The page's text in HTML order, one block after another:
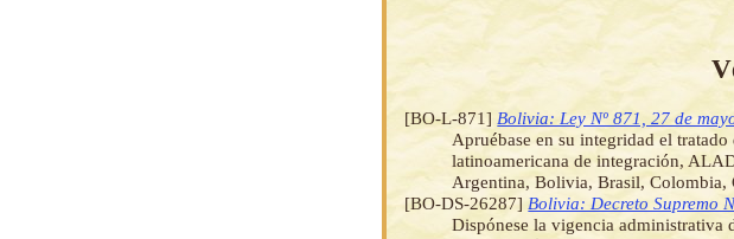
[BO-L-871]Bolivia: Ley Nº 871, 27 de
Apruébase en su integridad el
latinoamericana de integración,
Argentina, Bolivia, Brasil, Colombia,
[BO-DS-26287]Bolivia: Decreto Supremo
Dispónese la vigencia administrativa